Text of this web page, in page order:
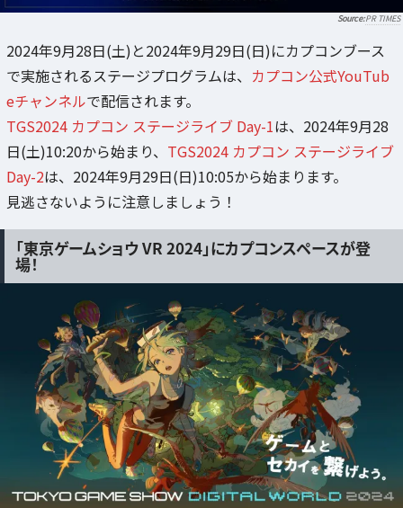
PR TIMES
2024年9月28日(土)と2024年9月29日(日)にカプコンブース
で実施されるステージプログラムは、 カプコン公式YouTub
eチャンネルで配信されます。
TGS2024 カプコン ステージライブ Day-1は、2024年9月28
日(土)10:20から始まり、 TGS2024 カプコン ステージライブ
Day-2は、2024年9月29日(日)10:05から始まります。
見逃さないように注意しましょう！
「東京ゲームショウ VR 2024」にカプコンスペースが登
場！